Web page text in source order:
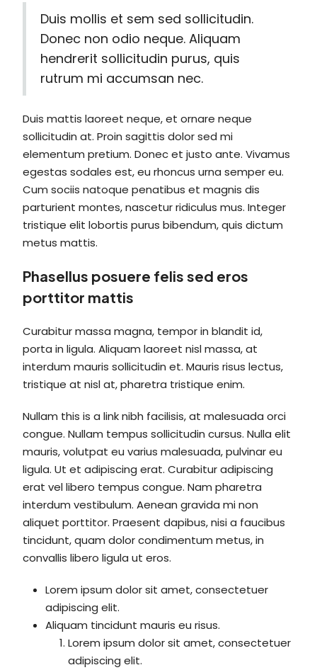
Duis mollis et sem sed sollicitudin.
Donec non odio neque. Aliquam
hendrerit sollicitudin purus, quis
rutrum mi accumsan nec.
Duis mattis laoreet neque, et ornare neque
sollicitudin at. Proin sagittis dolor sed mi
elementum pretium. Donec et justo ante. Vivamus
egestas sodales est, eu rhoncus urna semper eu.
Cum sociis natoque penatibus et magnis dis
parturient montes, nascetur ridiculus mus. Integer
tristique elit lobortis purus bibendum, quis dictum
metus mattis.
Phasellus posuere felis sed eros
porttitor mattis
Curabitur massa magna, tempor in blandit id,
porta in ligula. Aliquam laoreet nisl massa, at
interdum mauris sollicitudin et. Mauris risus lectus,
tristique at nisl at, pharetra tristique enim.
Nullam this is a link nibh facilisis, at malesuada orci
congue. Nullam tempus sollicitudin cursus. Nulla elit
mauris, volutpat eu varius malesuada, pulvinar eu
ligula. Ut et adipiscing erat. Curabitur adipiscing
erat vel libero tempus congue. Nam pharetra
interdum vestibulum. Aenean gravida mi non
aliquet porttitor. Praesent dapibus, nisi a faucibus
tincidunt, quam dolor condimentum metus, in
convallis libero ligula ut eros.
Lorem ipsum dolor sit amet, consectetuer
adipiscing elit.
Aliquam tincidunt mauris eu risus.
Lorem ipsum dolor sit amet, consectetuer
adipiscing elit.